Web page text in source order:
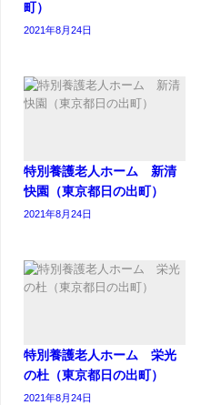
町）
2021年8月24日
特別養護老人ホーム 新清
快園（東京都日の出町）
2021年8月24日
特別養護老人ホーム 栄光
の杜（東京都日の出町）
2021年8月24日